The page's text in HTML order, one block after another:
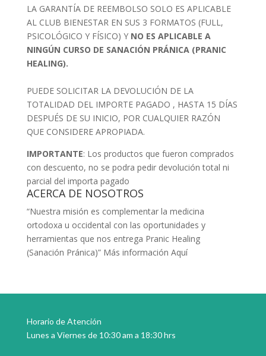
LA GARANTÍA DE REEMBOLSO SOLO ES APLICABLE
AL CLUB BIENESTAR EN SUS 3 FORMATOS (FULL,
PSICOLÓGICO Y FÍSICO) Y NO ES APLICABLE A
NINGÚN CURSO DE SANACIÓN PRÁNICA (PRANIC
HEALING).
PUEDE SOLICITAR LA DEVOLUCIÓN DE LA
TOTALIDAD DEL IMPORTE PAGADO , HASTA 15 DÍAS
DESPUÉS DE SU INICIO, POR CUALQUIER RAZÓN
QUE CONSIDERE APROPIADA.
IMPORTANTE: Los productos que fueron comprados
con descuento, no se podra pedir devolución total ni
parcial del importa pagado
ACERCA DE NOSOTROS
“Nuestra misión es complementar la medicina
ortodoxa u occidental con las oportunidades y
herramientas que nos entrega Pranic Healing
(Sanación Pránica)” Más información Aquí
Horario de Atención
Lunes a Viernes de 10:30 am a 18:30 hrs